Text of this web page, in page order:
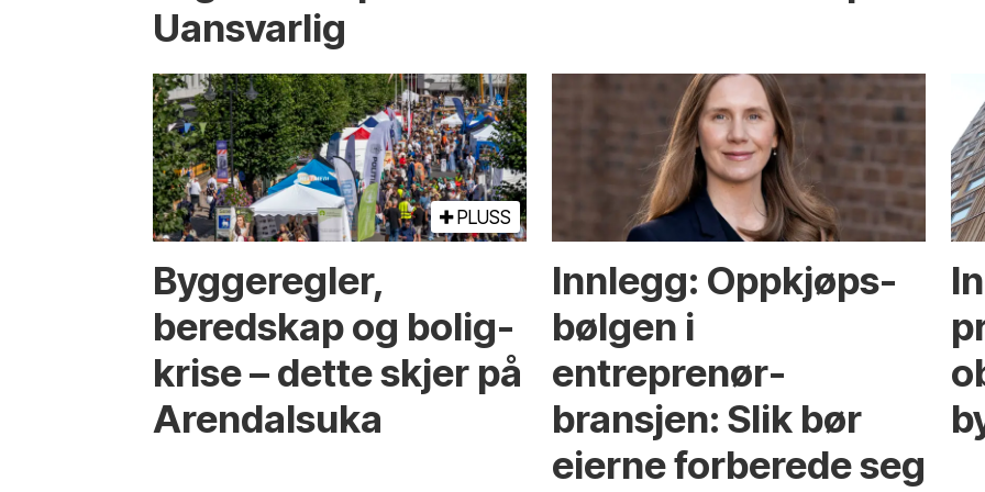
Uansvarlig
PLUSS
Bygge­regler,
beredskap og bolig­
krise – dette skjer på
Arendals­uka
Innlegg: Oppkjøps­
bølgen i
entreprenør­
bransjen: Slik bør
eierne forberede seg